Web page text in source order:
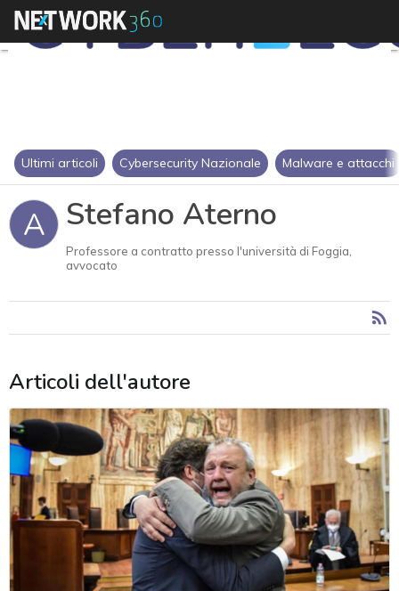
Ultimi articoli Cybersecurity Nazionale Malware e attacchi
A Stefano Aterno
Professore a contratto presso l'università di Foggia,
avvocato
Articoli dell'autore